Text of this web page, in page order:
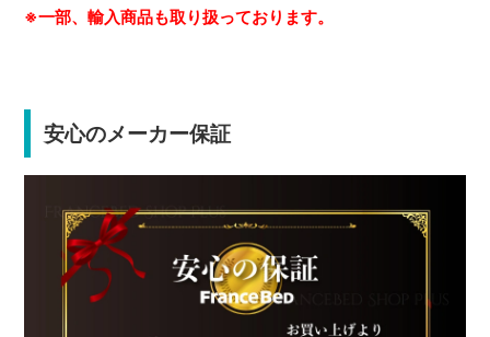
※一部、輸入商品も取り扱っております。
安心のメーカー保証